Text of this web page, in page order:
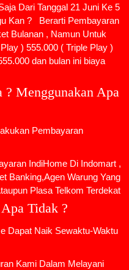
Dari Tanggal 21 Juni Ke 5
Kan ? Berarti Pembayaran
Bulanan , Namun Untuk
) 555.000 ( Triple Play )
dan bulan ini biaya
Menggunakan Apa
Pembayaran
IndiHome Di Indomart ,
Banking,Agen Warung Yang
Plasa Telkom Terdekat
Tidak ?
Dapat Naik Sewaktu-Waktu
Kami Dalam Melayani